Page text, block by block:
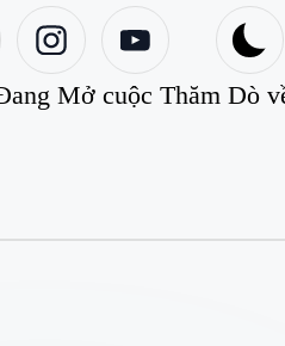
instagram.comyoutube.com
Mở cuộc Thăm Dò